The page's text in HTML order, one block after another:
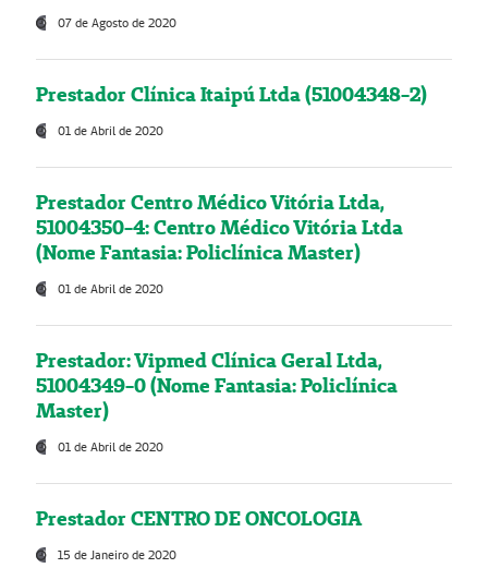
07 de Agosto de 2020
Prestador Clínica Itaipú Ltda (51004348-2)
01 de Abril de 2020
Prestador Centro Médico Vitória Ltda,
51004350-4: Centro Médico Vitória Ltda
(Nome Fantasia: Policlínica Master)
01 de Abril de 2020
Prestador: Vipmed Clínica Geral Ltda,
51004349-0 (Nome Fantasia: Policlínica
Master)
01 de Abril de 2020
Prestador CENTRO DE ONCOLOGIA
15 de Janeiro de 2020